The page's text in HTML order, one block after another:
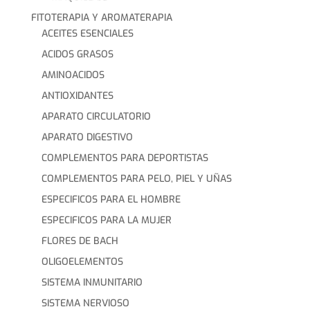
FITOTERAPIA Y AROMATERAPIA
ACEITES ESENCIALES
ACIDOS GRASOS
AMINOACIDOS
ANTIOXIDANTES
APARATO CIRCULATORIO
APARATO DIGESTIVO
COMPLEMENTOS PARA DEPORTISTAS
COMPLEMENTOS PARA PELO, PIEL Y UÑAS
ESPECIFICOS PARA EL HOMBRE
ESPECIFICOS PARA LA MUJER
FLORES DE BACH
OLIGOELEMENTOS
SISTEMA INMUNITARIO
SISTEMA NERVIOSO